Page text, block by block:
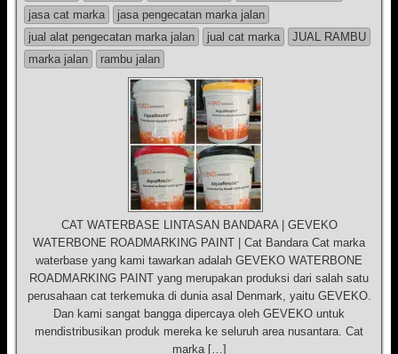
jasa cat marka
jasa pengecatan marka jalan
jual alat pengecatan marka jalan
jual cat marka
JUAL RAMBU
marka jalan
rambu jalan
CAT WATERBASE LINTASAN BANDARA | GEVEKO
WATERBONE ROADMARKING PAINT | Cat Bandara Cat marka
waterbase yang kami tawarkan adalah GEVEKO WATERBONE
ROADMARKING PAINT yang merupakan produksi dari salah satu
perusahaan cat terkemuka di dunia asal Denmark, yaitu GEVEKO.
Dan kami sangat bangga dipercaya oleh GEVEKO untuk
mendistribusikan produk mereka ke seluruh area nusantara. Cat
marka […]